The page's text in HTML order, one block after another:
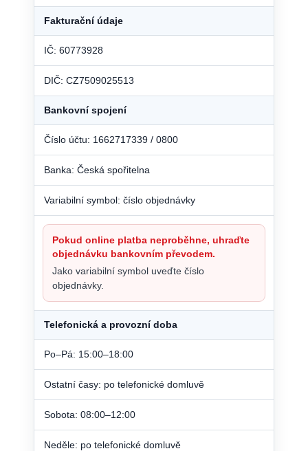
Fakturační údaje
IČ: 60773928
DIČ: CZ7509025513
Bankovní spojení
Číslo účtu: 1662717339 / 0800
Banka: Česká spořitelna
Variabilní symbol: číslo objednávky
Pokud online platba neproběhne, uhraďte
objednávku bankovním převodem.
Jako variabilní symbol uveďte číslo
objednávky.
Telefonická a provozní doba
Po–Pá: 15:00–18:00
Ostatní časy: po telefonické domluvě
Sobota: 08:00–12:00
Neděle: po telefonické domluvě